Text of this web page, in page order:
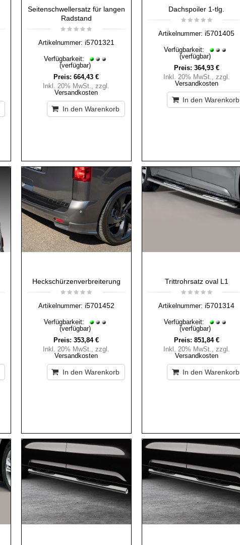
Seitenschwellersatz für langen
Radstand
Artikelnummer: i5701321
Verfügbarkeit:
(verfügbar)
Preis: 664,43 €
Inkl. 20% MwSt.,zzgl.
Versandkosten
In den Warenkorb
Dachspoiler 1-tlg.
Artikelnummer: i5701405
Verfügbarkeit:
(verfügbar)
Preis: 364,93 €
Inkl. 20% MwSt., zzgl.
Versandkosten
In den Warenkorb
Heckschürzenverbreiterung
Artikelnummer: i5701452
Verfügbarkeit:
(verfügbar)
Preis: 353,84 €
Inkl. 20% MwSt.,zzgl.
Versandkosten
In den Warenkorb
Trittrohrsatz oval L1
Artikelnummer: i5701314
Verfügbarkeit:
(verfügbar)
Preis: 851,84 €
Inkl. 20% MwSt., zzgl.
Versandkosten
In den Warenkorb